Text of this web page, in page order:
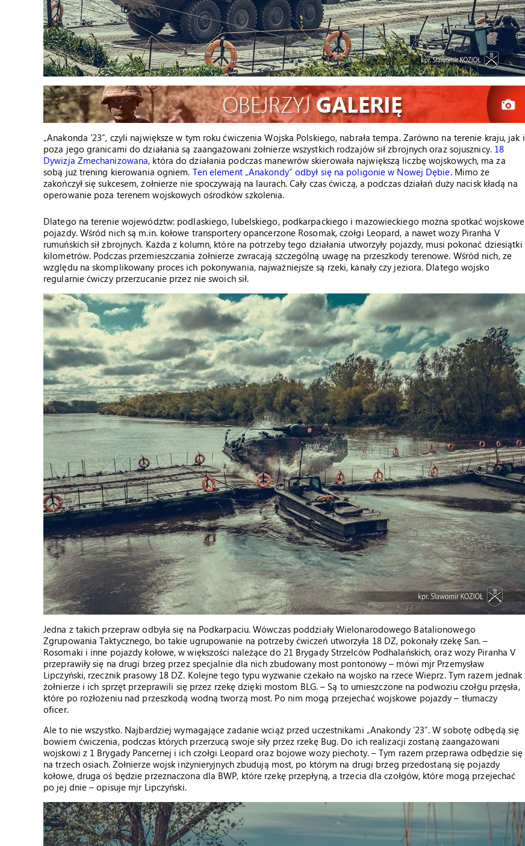
„Anakonda ’23”, czyli największe w tym roku ćwiczenia Wojska Polskiego, nabrała tempa. Zarówno na terenie kraju, jak i
poza jego granicami do działania są zaangażowani żołnierze wszystkich rodzajów sił zbrojnych oraz sojusznicy. 18
Dywizja Zmechanizowana, która do działania podczas manewrów skierowała największą liczbę wojskowych, ma za
sobą już trening kierowania ogniem. Ten element „Anakondy” odbył się na poligonie w Nowej Dębie. Mimo że
zakończył się sukcesem, żołnierze nie spoczywają na laurach. Cały czas ćwiczą, a podczas działań duży nacisk kładą na
operowanie poza terenem wojskowych ośrodków szkolenia.
Dlatego na terenie województw: podlaskiego, lubelskiego, podkarpackiego i mazowieckiego można spotkać wojskowe
pojazdy. Wśród nich są m.in. kołowe transportery opancerzone Rosomak, czołgi Leopard, a nawet wozy Piranha V
rumuńskich sił zbrojnych. Każda z kolumn, które na potrzeby tego działania utworzyły pojazdy, musi pokonać dziesiątki
kilometrów. Podczas przemieszczania żołnierze zwracają szczególną uwagę na przeszkody terenowe. Wśród nich, ze
względu na skomplikowany proces ich pokonywania, najważniejsze są rzeki, kanały czy jeziora. Dlatego wojsko
regularnie ćwiczy przerzucanie przez nie swoich sił.
Jedna z takich przepraw odbyła się na Podkarpaciu. Wówczas poddziały Wielonarodowego Batalionowego
Zgrupowania Taktycznego, bo takie ugrupowanie na potrzeby ćwiczeń utworzyła 18 DZ, pokonały rzekę San. –
Rosomaki i inne pojazdy kołowe, w większości należące do 21 Brygady Strzelców Podhalańskich, oraz wozy Piranha V
przeprawiły się na drugi brzeg przez specjalnie dla nich zbudowany most pontonowy – mówi mjr Przemysław
Lipczyński, rzecznik prasowy 18 DZ. Kolejne tego typu wyzwanie czekało na wojsko na rzece Wieprz. Tym razem jednak
żołnierze i ich sprzęt przeprawili się przez rzekę dzięki mostom BLG. – Są to umieszczone na podwoziu czołgu przęsła,
które po rozłożeniu nad przeszkodą wodną tworzą most. Po nim mogą przejechać wojskowe pojazdy – tłumaczy
oficer.
Ale to nie wszystko. Najbardziej wymagające zadanie wciąż przed uczestnikami „Anakondy ’23”. W sobotę odbędą się
bowiem ćwiczenia, podczas których przerzucą swoje siły przez rzekę Bug. Do ich realizacji zostaną zaangażowani
wojskowi z 1 Brygady Pancernej i ich czołgi Leopard oraz bojowe wozy piechoty. – Tym razem przeprawa odbędzie się
na trzech osiach. Żołnierze wojsk inżynieryjnych zbudują most, po którym na drugi brzeg przedostaną się pojazdy
kołowe, druga oś będzie przeznaczona dla BWP, które rzekę przepłyną, a trzecia dla czołgów, które mogą przejechać
po jej dnie – opisuje mjr Lipczyński.